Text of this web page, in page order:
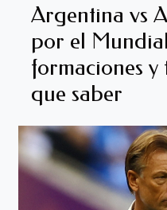
Argentina vs
por el
formaciones
que saber